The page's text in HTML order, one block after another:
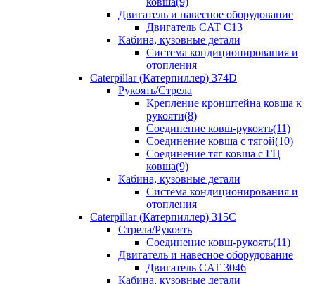
Двигатель и навесное оборудование
Двигатель CAT C13
Кабина, кузовные детали
Система кондиционирования и
отопления
Caterpillar (Катерпиллер) 374D
Рукоять/Стрела
Крепление кронштейна ковша к
рукояти(8)
Соединение ковш-рукоять(11)
Соединение ковша с тягой(10)
Соединение тяг ковша с ГЦ
ковша(9)
Кабина, кузовные детали
Система кондиционирования и
отопления
Caterpillar (Катерпиллер) 315C
Стрела/Рукоять
Соединение ковш-рукоять(11)
Двигатель и навесное оборудование
Двигатель CAT 3046
Кабина, кузовные детали